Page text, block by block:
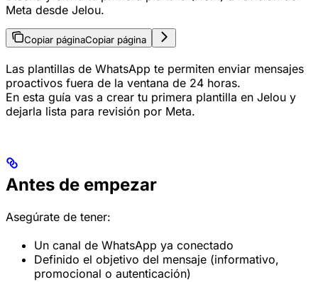
Meta desde Jelou.
Copiar páginaCopiar página
Las plantillas de WhatsApp te permiten enviar mensajes
proactivos fuera de la ventana de 24 horas.
En esta guía vas a crear tu primera plantilla en Jelou y
dejarla lista para revisión por Meta.
Antes de empezar
Asegúrate de tener:
Un canal de WhatsApp ya conectado
Definido el objetivo del mensaje (informativo,
promocional o autenticación)